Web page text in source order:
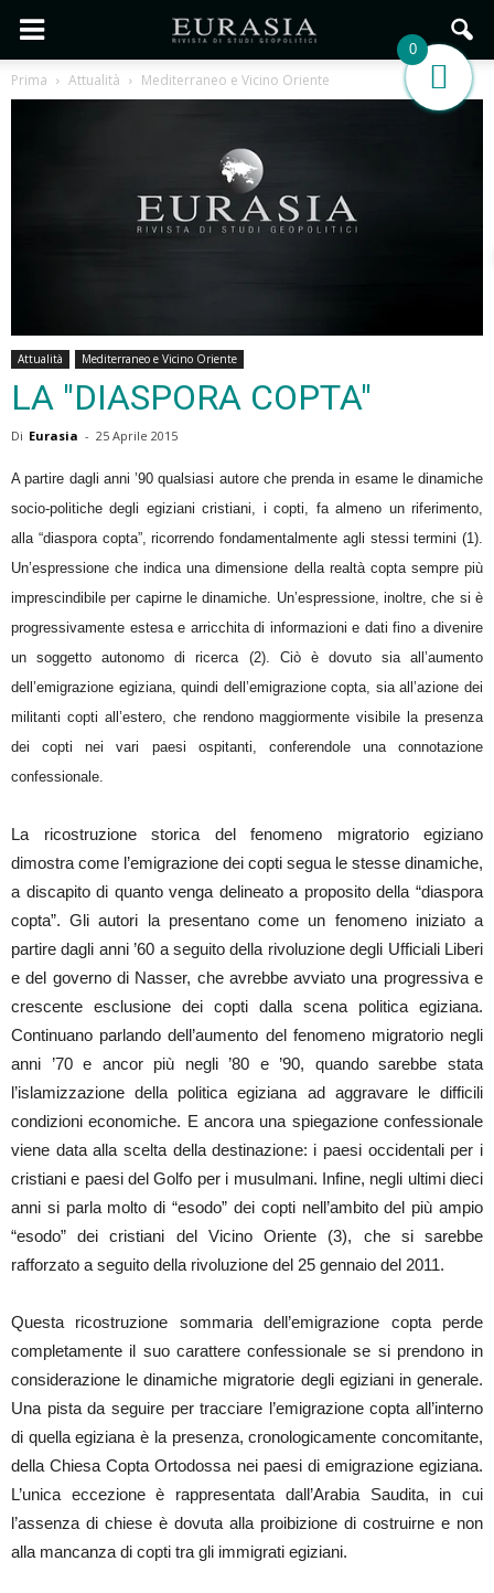
Prima Attualità Mediterraneo e Vicino Oriente
Attualità Mediterraneo e Vicino Oriente
LA "DIASPORA COPTA"
Di Eurasia - 25 Aprile 2015
A partire dagli anni ’90 qualsiasi autore che prenda in esame le dinamiche
socio-politiche degli egiziani cristiani, i copti, fa almeno un riferimento,
alla “diaspora copta”, ricorrendo fondamentalmente agli stessi termini (1).
Un’espressione che indica una dimensione della realtà copta sempre più
imprescindibile per capirne le dinamiche. Un’espressione, inoltre, che si è
progressivamente estesa e arricchita di informazioni e dati fino a divenire
un soggetto autonomo di ricerca (2). Ciò è dovuto sia all’aumento
dell’emigrazione egiziana, quindi dell’emigrazione copta, sia all’azione dei
militanti copti all’estero, che rendono maggiormente visibile la presenza
dei copti nei vari paesi ospitanti, conferendole una connotazione
confessionale.
La ricostruzione storica del fenomeno migratorio egiziano
dimostra come l’emigrazione dei copti segua le stesse dinamiche,
a discapito di quanto venga delineato a proposito della “diaspora
copta”. Gli autori la presentano come un fenomeno iniziato a
partire dagli anni ’60 a seguito della rivoluzione degli Ufficiali Liberi
e del governo di Nasser, che avrebbe avviato una progressiva e
crescente esclusione dei copti dalla scena politica egiziana.
Continuano parlando dell’aumento del fenomeno migratorio negli
anni ’70 e ancor più negli ’80 e ’90, quando sarebbe stata
l’islamizzazione della politica egiziana ad aggravare le difficili
condizioni economiche. E ancora una spiegazione confessionale
viene data alla scelta della destinazione: i paesi occidentali per i
cristiani e paesi del Golfo per i musulmani. Infine, negli ultimi dieci
anni si parla molto di “esodo” dei copti nell’ambito del più ampio
“esodo” dei cristiani del Vicino Oriente (3), che si sarebbe
rafforzato a seguito della rivoluzione del 25 gennaio del 2011.
Questa ricostruzione sommaria dell’emigrazione copta perde
completamente il suo carattere confessionale se si prendono in
considerazione le dinamiche migratorie degli egiziani in generale.
Una pista da seguire per tracciare l’emigrazione copta all’interno
di quella egiziana è la presenza, cronologicamente concomitante,
della Chiesa Copta Ortodossa nei paesi di emigrazione egiziana.
L’unica eccezione è rappresentata dall’Arabia Saudita, in cui
l’assenza di chiese è dovuta alla proibizione di costruirne e non
alla mancanza di copti tra gli immigrati egiziani.
0